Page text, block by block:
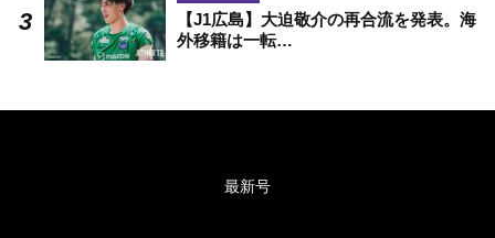
【J1広島】大迫敬介の再合流を発表。海
外移籍は一転…
最新号